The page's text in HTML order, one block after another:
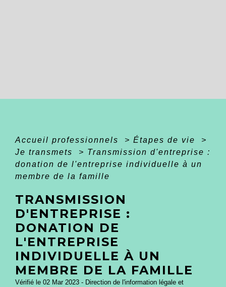
Accueil professionnels > Étapes de vie
>
Je transmets
> Transmission d'entreprise :
donation de l'entreprise individuelle à un
membre de la famille
TRANSMISSION
D'ENTREPRISE :
DONATION DE
L'ENTREPRISE
INDIVIDUELLE À UN
MEMBRE DE LA FAMILLE
Vérifié le 02 Mar 2023 - Direction de l'information légale et